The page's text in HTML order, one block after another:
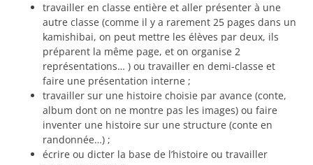
travailler en classe entière et aller présenter à une
autre classe (comme il y a rarement 25 pages dans un
kamishibai, on peut mettre les élèves par deux, ils
préparent la même page, et on organise 2
représentations… ) ou travailler en demi-classe et
faire une présentation interne ;
travailler sur une histoire choisie par avance (conte,
album dont on ne montre pas les images) ou faire
inventer une histoire sur une structure (conte en
randonnée…) ;
écrire ou dicter la base de l’histoire ou travailler